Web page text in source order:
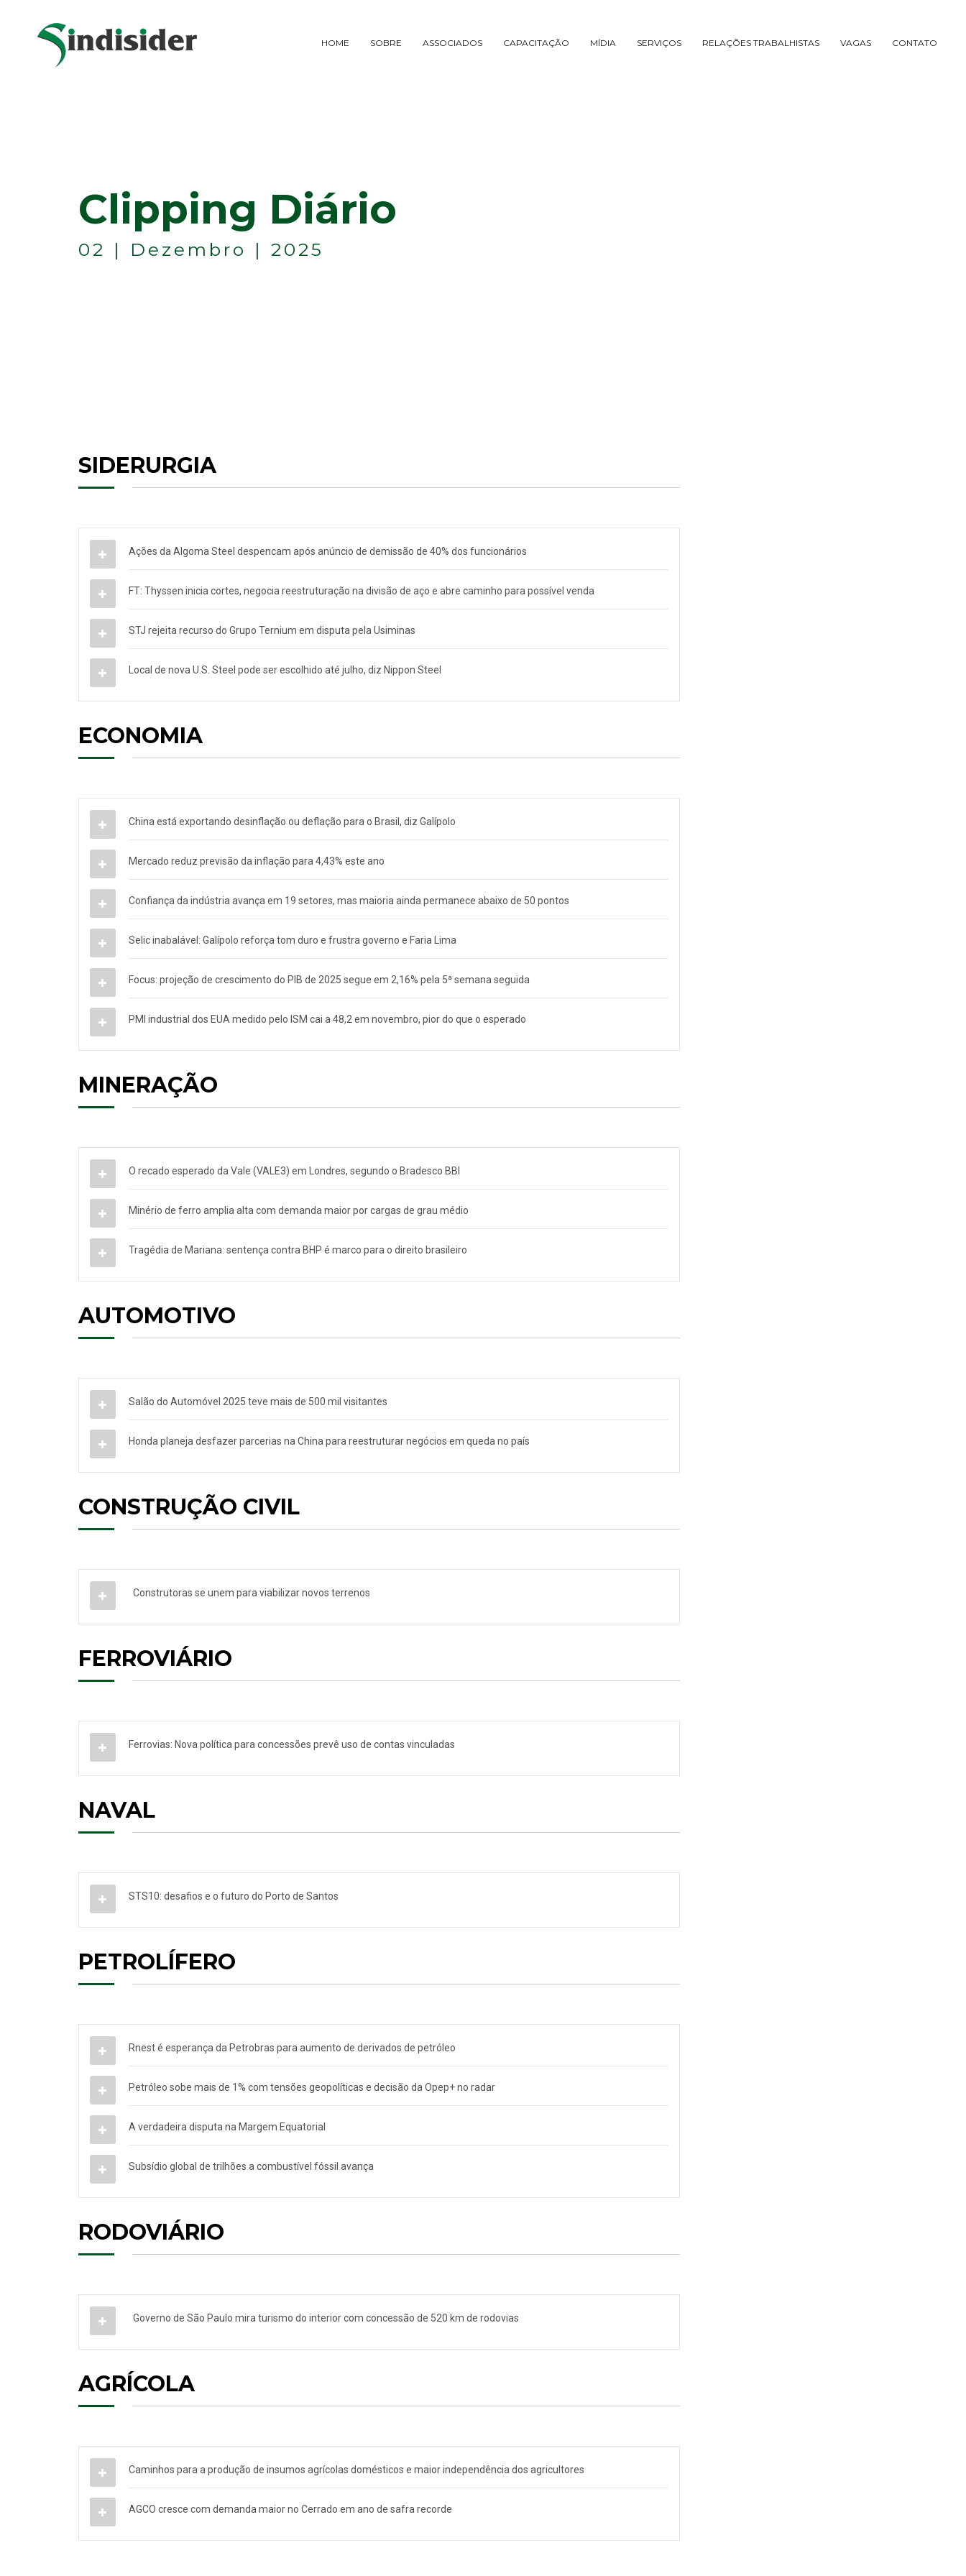
HOME SOBRE ASSOCIADOS CAPACITAÇÃO MÍDIA SERVIÇOS RELAÇÕES TRABALHISTAS VAGAS CONTATO
Clipping Diário
02 | Dezembro | 2025
SIDERURGIA
Ações da Algoma Steel despencam após anúncio de demissão de 40% dos funcionários
FT: Thyssen inicia cortes, negocia reestruturação na divisão de aço e abre caminho para possível venda
STJ rejeita recurso do Grupo Ternium em disputa pela Usiminas
Local de nova U.S. Steel pode ser escolhido até julho, diz Nippon Steel
ECONOMIA
China está exportando desinflação ou deflação para o Brasil, diz Galípolo
Mercado reduz previsão da inflação para 4,43% este ano
Confiança da indústria avança em 19 setores, mas maioria ainda permanece abaixo de 50 pontos
Selic inabalável: Galípolo reforça tom duro e frustra governo e Faria Lima
Focus: projeção de crescimento do PIB de 2025 segue em 2,16% pela 5ª semana seguida
PMI industrial dos EUA medido pelo ISM cai a 48,2 em novembro, pior do que o esperado
MINERAÇÃO
O recado esperado da Vale (VALE3) em Londres, segundo o Bradesco BBI
Minério de ferro amplia alta com demanda maior por cargas de grau médio
Tragédia de Mariana: sentença contra BHP é marco para o direito brasileiro
AUTOMOTIVO
Salão do Automóvel 2025 teve mais de 500 mil visitantes
Honda planeja desfazer parcerias na China para reestruturar negócios em queda no país
CONSTRUÇÃO CIVIL
Construtoras se unem para viabilizar novos terrenos
FERROVIÁRIO
Ferrovias: Nova política para concessões prevê uso de contas vinculadas
NAVAL
STS10: desafios e o futuro do Porto de Santos
PETROLÍFERO
Rnest é esperança da Petrobras para aumento de derivados de petróleo
Petróleo sobe mais de 1% com tensões geopolíticas e decisão da Opep+ no radar
A verdadeira disputa na Margem Equatorial
Subsídio global de trilhões a combustível fóssil avança
RODOVIÁRIO
Governo de São Paulo mira turismo do interior com concessão de 520 km de rodovias
AGRÍCOLA
Caminhos para a produção de insumos agrícolas domésticos e maior independência dos agricultores
AGCO cresce com demanda maior no Cerrado em ano de safra recorde